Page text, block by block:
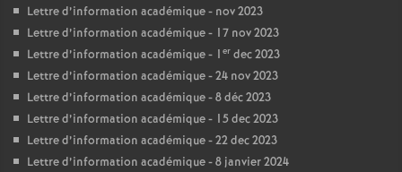
Lettre d’information académique - nov 2023
Lettre d’information académique - 17 nov 2023
Lettre d’information académique - 1 er dec 2023
Lettre d’information académique - 24 nov 2023
Lettre d’information académique - 8 déc 2023
Lettre d’information académique - 15 dec 2023
Lettre d’information académique - 22 dec 2023
Lettre d’information académique - 8 janvier 2024